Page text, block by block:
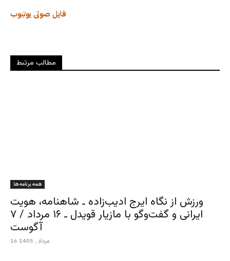
یوتیوب فایل صوتی
مطالب مرتبط
همه برنامه ها
ورزش از نگاه ایرج ادیب‌زاده ـ شاهنامه، هویت
ایرانی و گفت‌وگو با مازیار قویدل ـ ۱۶ مرداد / ۷
آگوست
16 مرداد , 1405